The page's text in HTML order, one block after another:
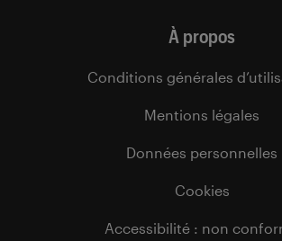
À propos
Conditions générales
Mentions légales
Données personnelles
Cookies
Accessibilité : non